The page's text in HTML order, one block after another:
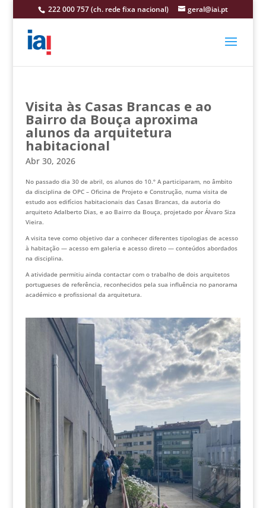
222 000 757 (ch. rede fixa nacional) geral@iai.pt
Visita às Casas Brancas e ao
Bairro da Bouça aproxima
alunos da arquitetura
habitacional
Abr 30, 2026
No passado dia 30 de abril, os alunos do 10.º A participaram, no âmbito
da disciplina de OPC – Oficina de Projeto e Construção, numa visita de
estudo aos edifícios habitacionais das Casas Brancas, da autoria do
arquiteto Adalberto Dias, e ao Bairro da Bouça, projetado por Álvaro Siza
Vieira.
A visita teve como objetivo dar a conhecer diferentes tipologias de acesso
à habitação — acesso em galeria e acesso direto — conteúdos abordados
na disciplina.
A atividade permitiu ainda contactar com o trabalho de dois arquitetos
portugueses de referência, reconhecidos pela sua influência no panorama
académico e profissional da arquitetura.